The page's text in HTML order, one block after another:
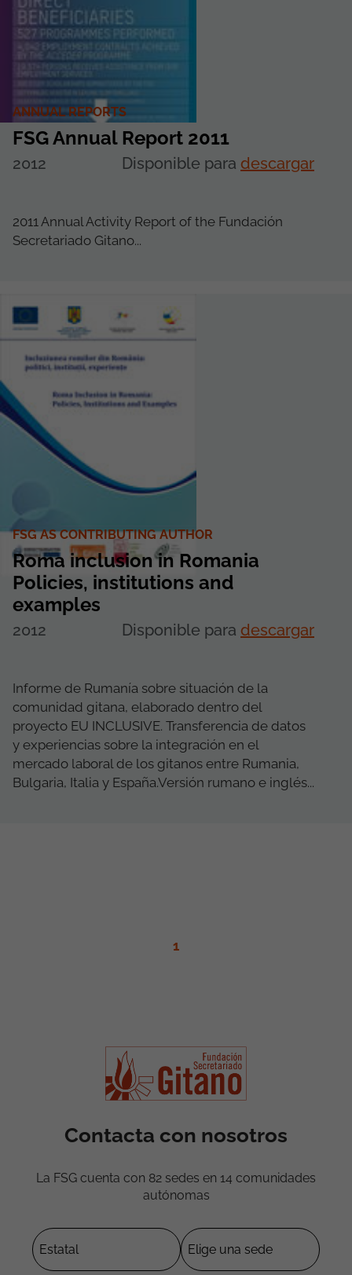
ANNUAL REPORTS
FSG Annual Report 2011
2012 Disponible para descargar
2011 Annual Activity Report of the Fundación
Secretariado Gitano...
FSG AS CONTRIBUTING AUTHOR
Roma inclusion in Romania
Policies, institutions and
examples
2012 Disponible para descargar
Informe de Rumanía sobre situación de la
comunidad gitana, elaborado dentro del
proyecto EU INCLUSIVE. Transferencia de datos
y experiencias sobre la integración en el
mercado laboral de los gitanos entre Rumania,
Bulgaria, Italia y España.Versión rumano e inglés...
1
Contacta con nosotros
La FSG cuenta con 82 sedes en 14 comunidades
autónomas